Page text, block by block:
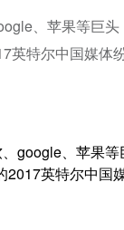
、苹果等巨
英特尔中国媒
、苹果等
英特尔中